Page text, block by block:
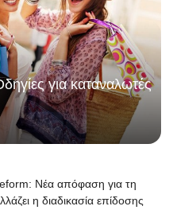
για καταναλωτές
Νέα απόφαση για τη
η διαδικασία επίδοσης